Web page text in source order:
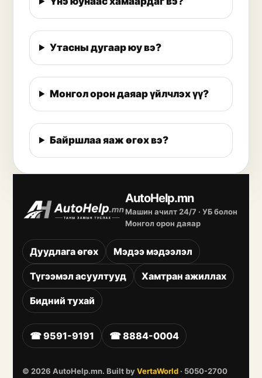
Утасны дугаар юу вэ?
Монгол орон даяар үйлчлэх үү?
Байршлаа яаж өгөх вэ?
AutoHelp.mn
Машин ачилт 24/7 · УБ болон
Монгол орон даяар
Дуудлага өгөх Мэдээ мэдээлэл
Түгээмэл асуултууд Хамтран ажиллах
Бидний тухай
☎9591-9191 ☎8884-0004
© 2026 AutoHelp.mn. Built byVertaWorld · 5050-2700